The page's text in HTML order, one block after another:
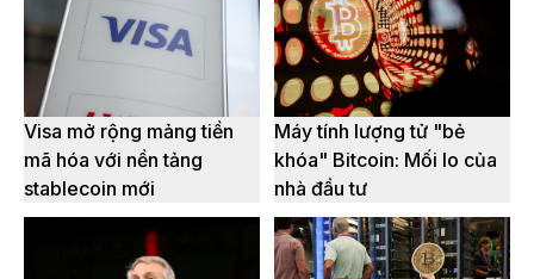
Visa mở rộng mảng tiền
mã hóa với nền tảng
stablecoin mới
Máy tính lượng tử "bẻ
khóa" Bitcoin: Mối lo của
nhà đầu tư